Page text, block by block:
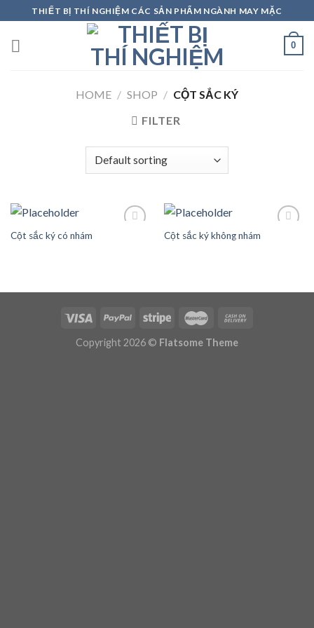
to
content
THIẾT BỊ THÍ NGHIỆM CÁC SẢN PHẨM NGÀNH MAY MẶC
0
HOME / SHOP / CỘT SẮC KÝ
FILTER
Cột sắc ký có nhám Cột sắc ký không nhám
Copyright 2026 © Flatsome Theme